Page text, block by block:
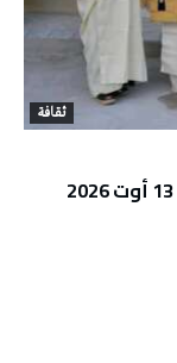
ثقافة